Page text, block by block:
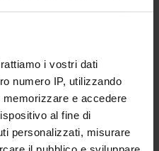
i vostri dati
numero IP, utilizzando
e accedere
al fine di
personalizzati, misurare